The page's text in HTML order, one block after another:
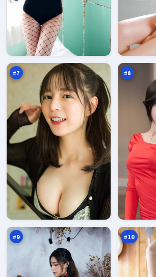
#7
特
攻万
#8
之
下
96
万
#9
寒
追
凶
95
万
#10
最
后
追
缉
95
万